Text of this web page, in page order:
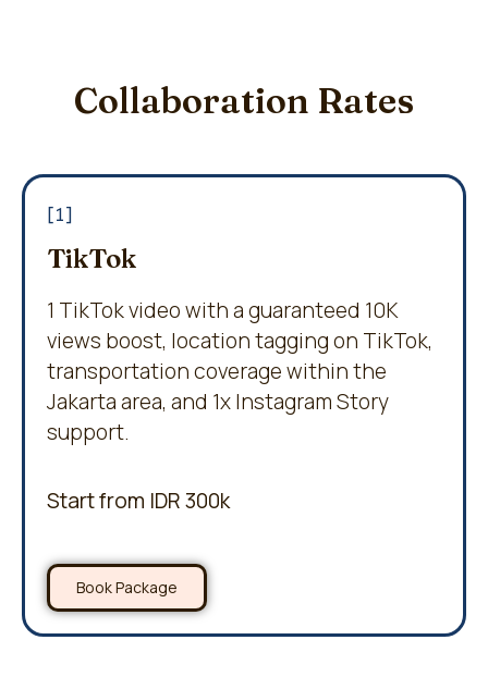
Collaboration Rates
[1]
TikTok
1 TikTok video with a guaranteed 10K
views boost, location tagging on TikTok,
transportation coverage within the
Jakarta area, and 1x Instagram Story
support.
Start from IDR 300k
Book Package